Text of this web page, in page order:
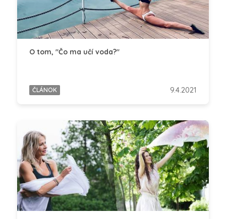
O tom, "Čo ma učí voda?"
ČLÁNOK 9.4.2021